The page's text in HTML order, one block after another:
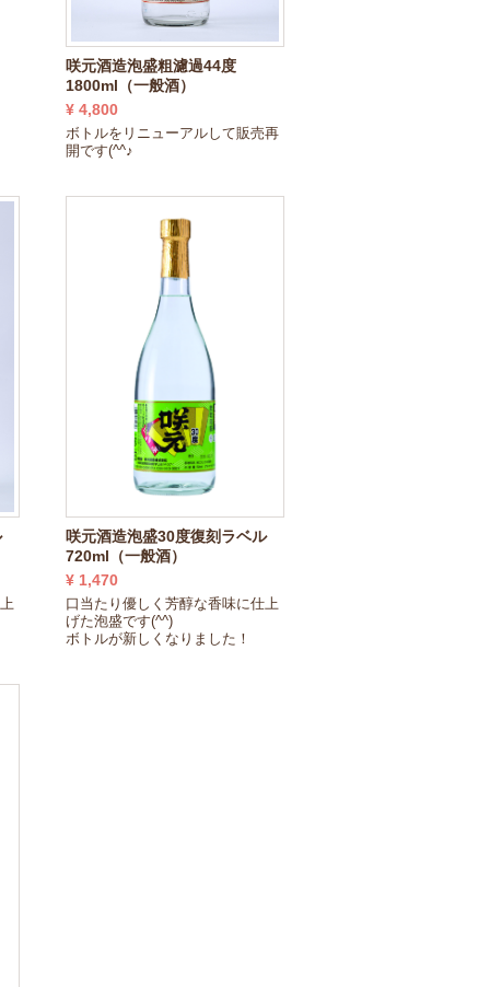
咲元酒造泡盛粗濾過44度
1800ml（一般酒）
¥ 4,800
ボトルをリニューアルして販売再
開です(^^♪
咲元酒造泡盛30度復刻ラベル
720ml（一般酒）
¥ 1,470
口当たり優しく芳醇な香味に仕上
げた泡盛です(^^)
ボトルが新しくなりました！